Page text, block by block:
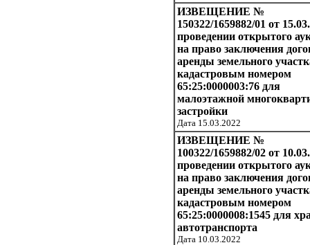
ИЗВЕЩЕНИЕ №
150322/1659882/01 от
проведении открытого
на право заключения
аренды земельного
кадастровым номером
65:25:0000003:76 для
малоэтажной
застройки
Дата 15.03.2022
ИЗВЕЩЕНИЕ №
100322/1659882/02 от
проведении открытого
на право заключения
аренды земельного
кадастровым номером
65:25:0000008:1545 для
автотранспорта
Дата 10.03.2022